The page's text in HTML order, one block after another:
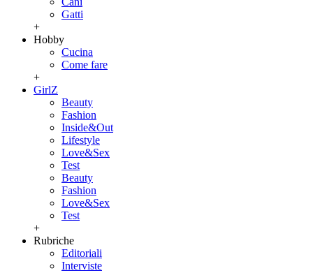
Gatti
+
Hobby
Cucina
Come fare
+
GirlZ
Beauty
Fashion
Inside&Out
Lifestyle
Love&Sex
Test
Beauty
Fashion
Love&Sex
Test
+
Rubriche
Editoriali
Interviste